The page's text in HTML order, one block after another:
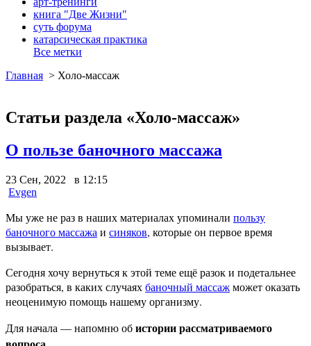
книга "Две Жизни"
суть форума
катарсическая практика
Все метки
Главная > Холо-массаж
Статьи раздела «Холо-массаж»
О пользе баночного массажа
23 Сен, 2022 в 12:15
Evgen
Мы уже не раз в наших материалах упоминали пользу
баночного массажа и синяков, которые он первое время
вызывает.
Сегодня хочу вернуться к этой теме ещё разок и подетальнее
разобраться, в каких случаяхбаночный массажможет оказать
неоценимую помощь нашему организму.
Для начала — напомню обистории рассматриваемого